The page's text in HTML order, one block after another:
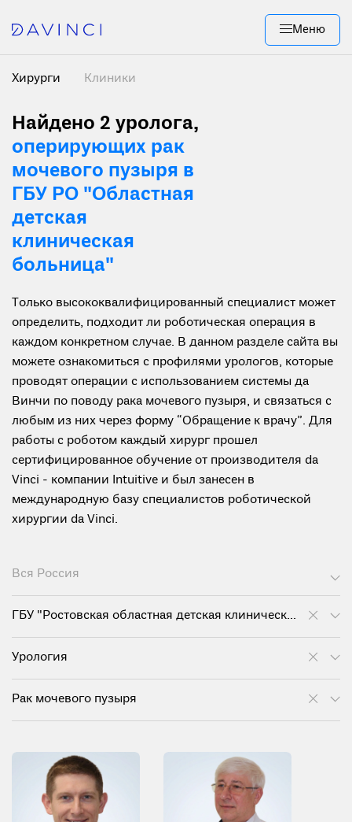
Меню
Хирурги Клиники
Найдено 2 уролога,
оперирующих рак
мочевого пузыря в
ГБУ РО "Областная
детская
клиническая
больница"
Только высококвалифицированный специалист может
определить, подходит ли роботическая операция в
каждом конкретном случае. В данном разделе сайта вы
можете ознакомиться с профилями урологов, которые
проводят операции с использованием системы да
Винчи по поводу рака мочевого пузыря, и связаться с
любым из них через форму “Обращение к врачу”. Для
работы с роботом каждый хирург прошел
сертифицированное обучение от производителя da
Vinci - компании Intuitive и был занесен в
международную базу специалистов роботической
хирургии da Vinci.
Вся Россия
ГБУ "Ростовская областная детская клиническая больница"
Урология
Рак мочевого пузыря